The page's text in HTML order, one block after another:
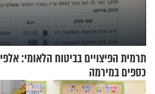
תרמית הפיצויים בביטוח הלאומי:
כספים במירמה